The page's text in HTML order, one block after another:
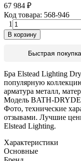
67 984 ₽
Код товара: 568-946
1
В корзину
Быстрая покупка
Бра Elstead Lighting
популярную
арматура металл,
Модель BATH-
Фото, технические
отзывами. Лучшие
Elstead Lighting.
Характеристики
Основные